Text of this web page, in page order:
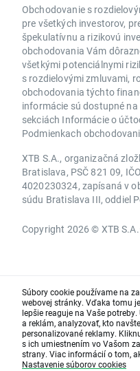
Obchodovanie s
pre všetkých investorov,
špekulatívnu a rizikovú
obchodovania Vám
všetkými potenciálnymi
s rozdielovými zmluvami,
obchodovania týchto
informácie sú dostupné
sekciách Informácie o
Podmienkach
XTB S.A., organizačná
Bratislava, PSČ 821 09,
4020230324, zapísaná v
súdu Bratislava III, oddiel
Copyright 2026 © XTB S.A.
Súbory cookie používame na
webovej stránky. Vďaka tomu
lepšie reaguje na Vaše
a reklám, analyzovať, kto
personalizované reklamy.
s ich umiestnením vo Vašom
strany. Viac informácií o tom,
Nastavenie súborov cookies